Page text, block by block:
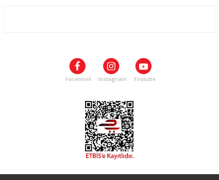
Facebook Instagram Youtube